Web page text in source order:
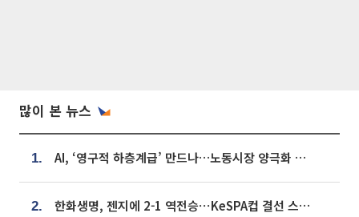
많이 본 뉴스
1. AI, ‘영구적 하층계급’ 만드나…노동시장 양극화 경고
2. 한화생명, 젠지에 2-1 역전승⋯KeSPA컵 결선 스테이지 2 직행